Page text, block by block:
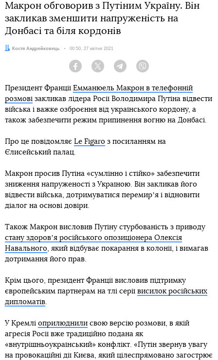
Макрон обговорив з Путіним Україну. Він
закликав зменшити напруженість на
Донбасі та біля кордонів
Автор:Костя Андрейковець Дата:
00:50, 27 квітня 2021
Facebook Twitter Telegram
Президент Франції Емманюель Макрон в телефонній
розмові закликав лідера Росії Володимира Путіна відвести
війська і важке озброєння від українського кордону, а
також забезпечити режим припинення вогню на Донбасі.
Про це повідомляє Le Figaro з посиланням на
Єлисейський палац.
Макрон просив Путіна «сумлінно і стійко» забезпечити
зниження напруженості з Україною. Він закликав його
відвести війська, дотримуватися перемирʼя і відновити
діалог на основі довіри.
Також Макрон висловив Путіну стурбованість з приводу
стану здоровʼя російського опозиціонера Олексія
Навального, який відбуває покарання в колонії, і вимагав
дотримання його прав.
Крім цього, президент Франції висловив підтримку
європейським партнерам на тлі серії висилок російських
дипломатів.
У Кремлі оприлюднили свою версію розмови, в якій
агресія Росії вже традиційно подана як
«внутрішньоукраїнський» конфлікт. «Путін звернув увагу
на провокаційні дії Києва, який цілеспрямовано загострює